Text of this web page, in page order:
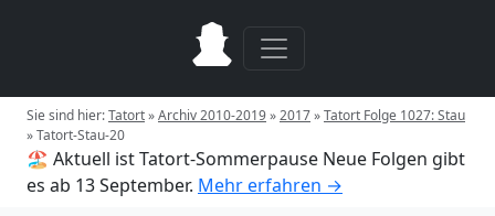
Sie sind hier:Tatort»Archiv 2010-2019»2017»Tatort Folge 1027: Stau
»Tatort-Stau-20
🏖️ Aktuell ist Tatort-Sommerpause Neue Folgen gibt
es ab 13 September. Mehr erfahren →